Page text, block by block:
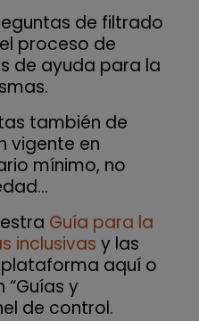
de filtrado
proceso de
de ayuda para la
también de
vigente en
mínimo, no
Guía para la
inclusivas y las
aquí o
y
de control.